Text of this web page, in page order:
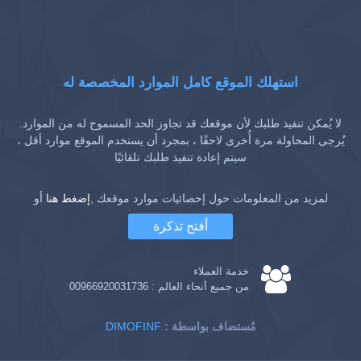
استهلك الموقع كامل الموارد المخصصة له
لا يُمكن تنفيذ طلبك لأن موقعك قد تجاوز الحد المسموح له من الموارد.
يُرجى المحاولة مرة أُخرى لاحقًا ، بمجرد أن يستخدم الموقع موارد أقل ،
سيتم إعادة تنفيذ طلبك تلقائيًا
لمزيد من المعلومات حول إحصائيات موارد موقعك ,إضغط هنا أو
أفتح تذكرة
خدمة العملاء
من جميع أنحاء العالم : 00966920031736
DIMOFINF : مُستضاف بواسطة